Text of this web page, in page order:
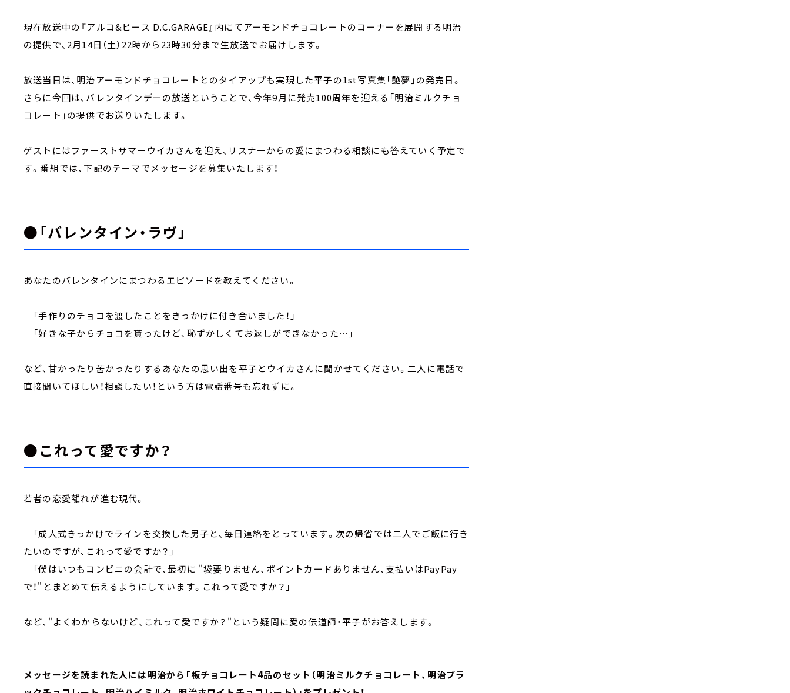
現在放送中の『アルコ&ピース D.C.GARAGE』内にてアーモンドチョコレートのコーナーを展開する明治
の提供で、2月14日（土）22時から23時30分まで生放送でお届けします。
放送当日は、明治アーモンドチョコレートとのタイアップも実現した平子の1st写真集「艶夢」の発売日。
さらに今回は、バレンタインデーの放送ということで、今年9月に発売100周年を迎える「明治ミルクチョ
コレート」の提供でお送りいたします。
ゲストにはファーストサマーウイカさんを迎え、リスナーからの愛にまつわる相談にも答えていく予定で
す。番組では、下記のテーマでメッセージを募集いたします！
●「バレンタイン・ラヴ」
あなたのバレンタインにまつわるエピソードを教えてください。
「手作りのチョコを渡したことをきっかけに付き合いました！」
「好きな子からチョコを貰ったけど、恥ずかしくてお返しができなかった…」
など、甘かったり苦かったりするあなたの思い出を平子とウイカさんに聞かせてください。二人に電話で
直接聞いてほしい！相談したい！という方は電話番号も忘れずに。
●これって愛ですか？
若者の恋愛離れが進む現代。
「成人式きっかけでラインを交換した男子と、毎日連絡をとっています。次の帰省では二人でご飯に行き
たいのですが、これって愛ですか？」
「僕はいつもコンビニの会計で、最初に "袋要りません、ポイントカードありません、支払いはPayPay
で！"とまとめて伝えるようにしています。これって愛ですか？」
など、"よくわからないけど、これって愛ですか？"という疑問に愛の伝道師・平子がお答えします。
メッセージを読まれた人には明治から「板チョコレート4品のセット（明治ミルクチョコレート、明治ブラ